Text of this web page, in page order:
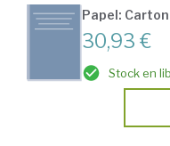
Papel:
30,93 €
Stock en